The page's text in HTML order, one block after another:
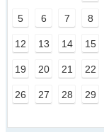
5 6 7 8
12 13 14 15
19 20 21 22
26 27 28 29